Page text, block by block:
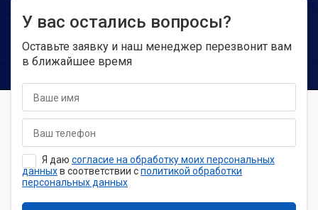
Где можно установить откатные ворота?
автоматикой вручную?
У вас остались вопросы?
Оставьте заявку и наш менеджер перезвонит вам
в ближайшее время
Я даю согласие на обработку моих персональных
данныхв соответствии сполитикой обработки
персональных данных